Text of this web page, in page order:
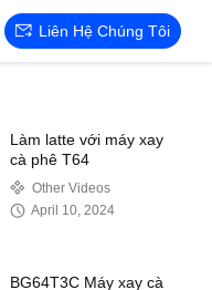
Liên Hệ Chúng Tôi
Làm latte với máy xay
cà phê T64
Other Videos
April 10, 2024
BG64T3C Máy xay cà